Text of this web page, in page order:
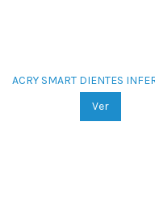
ACRY SMART DIENTES
Ver